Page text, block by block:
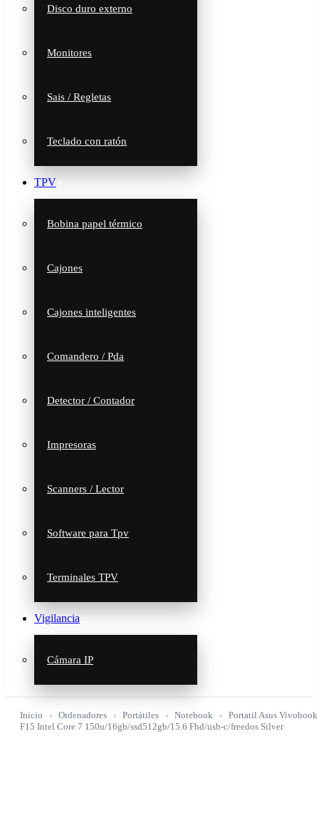
Disco duro externo
Monitores
Sais / Regletas
Teclado con ratón
TPV
Bobina papel térmico
Cajones
Cajones inteligentes
Comandero / Pda
Detector / Contador
Impresoras
Scanners / Lector
Software para Tpv
Terminales TPV
Vigilancia
Cámara IP
Inicio Ordenadores Portátiles Notebook
Portatil Asus Vivobook
F15 Intel Core 7 150u/16gb/ssd512gb/15.6 Fhd/usb-c/freedos Silver